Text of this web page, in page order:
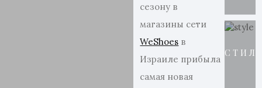
сезону в
магазины сети
WeShoes в
Израиле прибыла
самая новая